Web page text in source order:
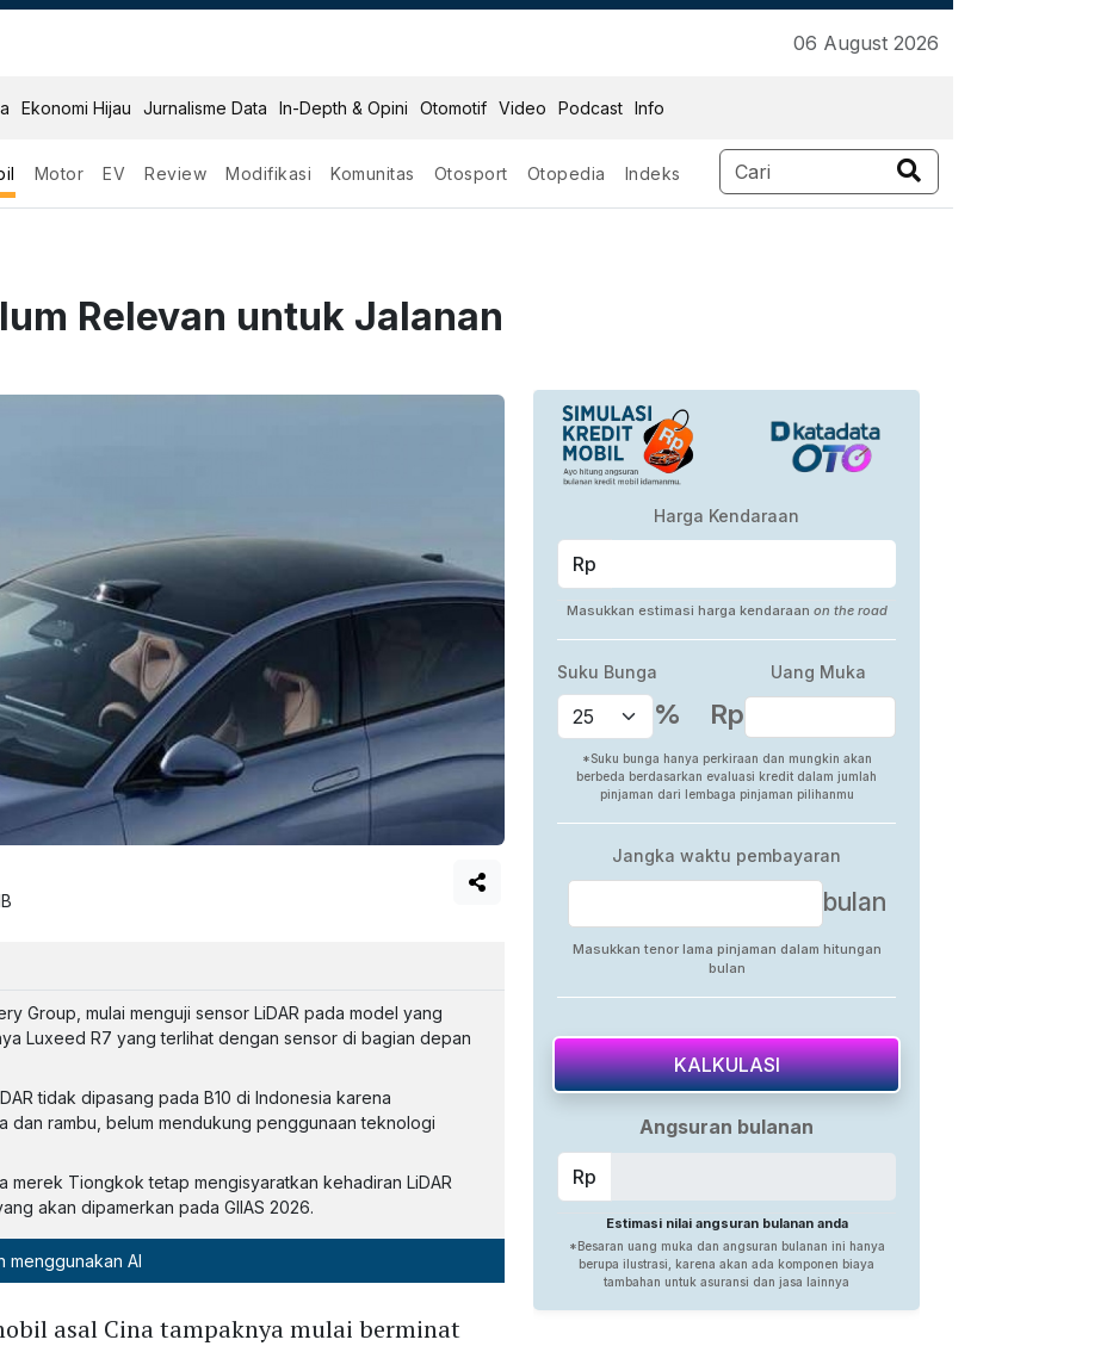
06 August 2026
Ekonomi Hijau Jurnalisme Data In-Depth & Opini Otomotif Video Podcast Info
Motor EV Review Modifikasi Komunitas Otosport Otopedia Indeks
Relevan untuk Jalanan
Group, mulai menguji sensor LiDAR pada model yang
Luxeed R7 yang terlihat dengan sensor di bagian depan
tidak dipasang pada B10 di Indonesia karena
dan rambu, belum mendukung penggunaan teknologi
merek Tiongkok tetap mengisyaratkan kehadiran LiDAR
akan dipamerkan pada GIIAS 2026.
menggunakan AI
asal Cina tampaknya mulai berminat